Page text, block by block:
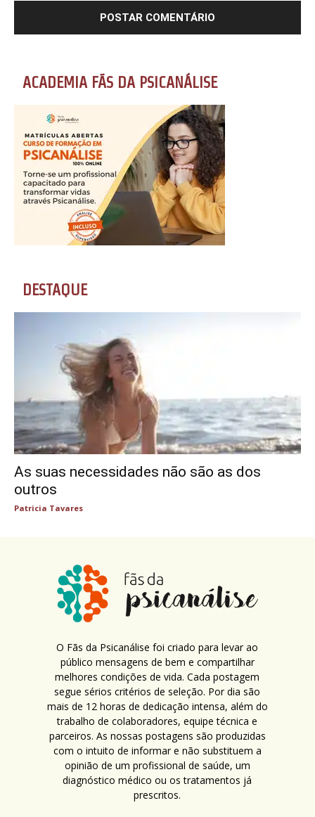
ACADEMIA FÃS DA PSICANÁLISE
DESTAQUE
As suas necessidades não são as dos
outros
Patricia Tavares
O Fãs da Psicanálise foi criado para levar ao
público mensagens de bem e compartilhar
melhores condições de vida. Cada postagem
segue sérios critérios de seleção. Por dia são
mais de 12 horas de dedicação intensa, além do
trabalho de colaboradores, equipe técnica e
parceiros. As nossas postagens são produzidas
com o intuito de informar e não substituem a
opinião de um profissional de saúde, um
diagnóstico médico ou os tratamentos já
prescritos.